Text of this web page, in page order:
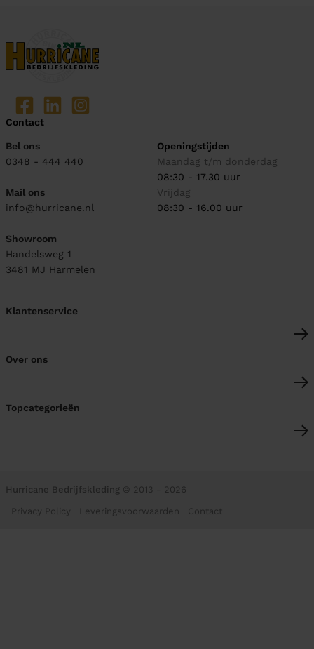
Contact
Bel ons
0348 - 444 440
Mail ons
info@hurricane.nl
Showroom
Handelsweg 1
3481 MJ Harmelen
Openingstijden
Maandag t/m donderdag
08:30 - 17.30 uur
Vrijdag
08:30 - 16.00 uur
Klantenservice
Over ons
Topcategorieën
Hurricane Bedrijfskleding © 2013 - 2026
Privacy Policy Leveringsvoorwaarden Contact